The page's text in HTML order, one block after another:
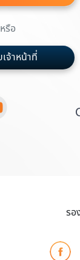
หรือ
จ้าหน้าที่
รอ